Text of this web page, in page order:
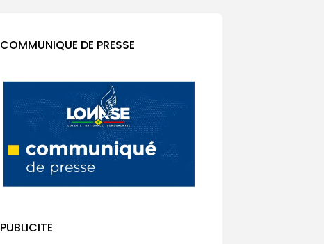
COMMUNIQUE DE PRESSE
PUBLICITE